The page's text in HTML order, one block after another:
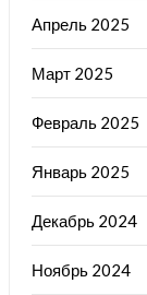
Апрель 2025
Март 2025
Февраль 2025
Январь 2025
Декабрь 2024
Ноябрь 2024